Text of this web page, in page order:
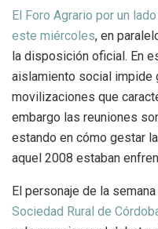
El Foro Agrario por un
este miércoles, en
la disposición oficial. En
aislamiento social impide
movilizaciones que
embargo las reuniones
estando en cómo gestar
aquel 2008 estaban
El personaje de la
Sociedad Rural de